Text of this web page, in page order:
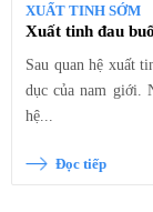
XUẤT TINH SỚM
Xuất tinh đau
Sau quan hệ xuất
dục của nam giới.
hệ...
Đọc tiếp